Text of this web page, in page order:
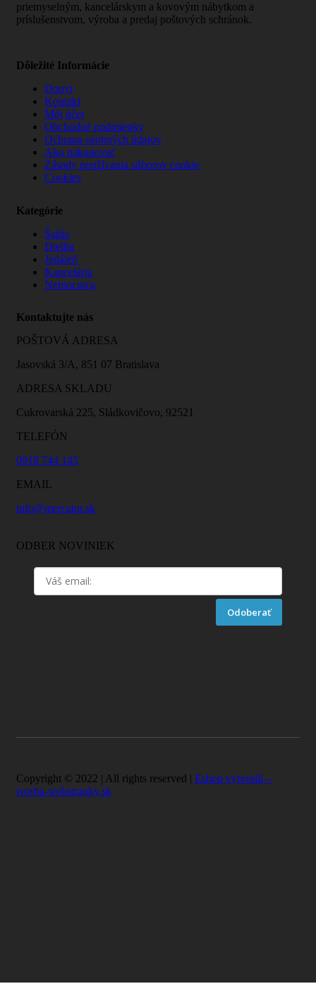
priemyselným, kancelárskym a kovovým nábytkom a
príslušenstvom, výroba a predaj poštových schránok.
Dôležité Informácie
Dopyt
Kontakt
Môj účet
Obchodné podmienky
Ochrana osobných údajov
Ako nakupovať
Zásady používania súborov cookie
Cookies
Kategórie
Šatňa
Dielňa
Jedáleň
Kancelária
Nemocnica
Kontaktujte nás
POŠTOVÁ ADRESA
Jasovská 3/A, 851 07 Bratislava
ADRESA SKLADU
Cukrovarská 225, Sládkovičovo, 92521
TELEFÓN
0918 744 145
EMAIL
info@mercator.sk
ODBER NOVINIEK
Odoberať
Copyright © 2022 | All rights reserved | Eshop vytvorili –
tvorba-webstranky.sk